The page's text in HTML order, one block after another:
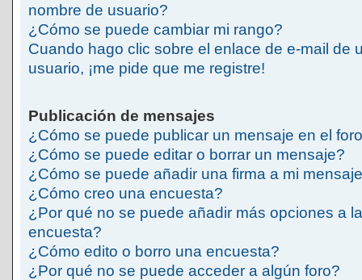
nombre de usuario?
¿Cómo se puede cambiar mi rango?
Cuando hago clic sobre el enlace de e-mail de
usuario, ¡me pide que me registre!
Publicación de mensajes
¿Cómo se puede publicar un mensaje en el
¿Cómo se puede editar o borrar un mensaje?
¿Cómo se puede añadir una firma a mi
¿Cómo creo una encuesta?
¿Por qué no se puede añadir más opciones a la
encuesta?
¿Cómo edito o borro una encuesta?
¿Por qué no se puede acceder a algún foro?